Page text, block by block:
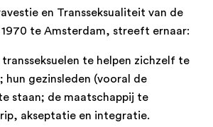
en Transseksualiteit van de
te Amsterdam, streeft ernaar:
te helpen zichzelf te
hun gezinsleden (vooral de
staan; de maatschappij te
akseptatie en integratie.